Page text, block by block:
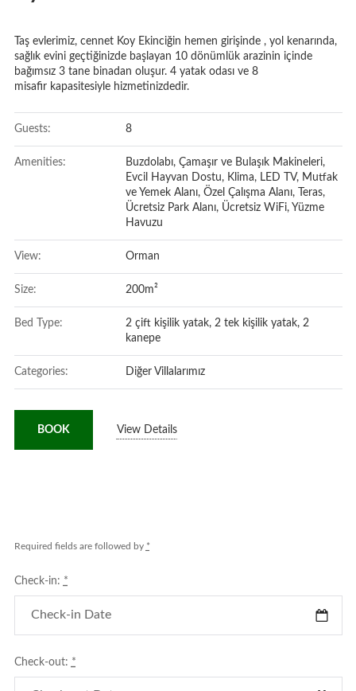
Taş evlerimiz, cennet Koy Ekinciğin hemen girişinde , yol kenarında,
sağlık evini geçtiğinizde başlayan 10 dönümlük arazinin içinde
bağımsız 3 tane binadan oluşur. 4 yatak odası ve 8
misafir kapasitesiyle hizmetinizdedir.
Guests: 8
Amenities: Buzdolabı, Çamaşır ve Bulaşık Makineleri,
Evcil Hayvan Dostu, Klima, LED TV, Mutfak
ve Yemek Alanı, Özel Çalışma Alanı, Teras,
Ücretsiz Park Alanı, Ücretsiz WiFi, Yüzme
Havuzu
View: Orman
Size: 200m²
Bed Type:
2 çift kişilik yatak, 2 tek kişilik yatak, 2
kanepe
Categories: Diğer Villalarımız
View Details
BOOK
Required fields are followed by *
Check-in: *
Check-out: *